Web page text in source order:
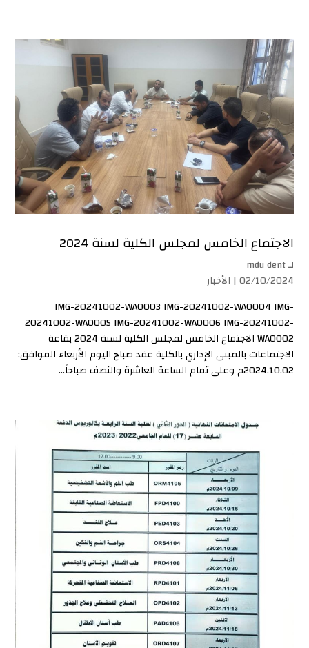
الاجتماع الخامس لمجلس الكلية لسنة 2024
لـmdu dent
02/10/2024 | الأخبار
IMG-20241002-WA0003 IMG-20241002-WA0004 IMG-
20241002-WA0005 IMG-20241002-WA0006 IMG-20241002-
WA0002 الاجتماع الخامس لمجلس الكلية لسنة 2024 بقاعة
الاجتماعات بالمبنى الإداري بالكلية عقد صباح اليوم الأربعاء الموافق:
2024.10.02م وعلى تمام الساعة العاشرة والنصف صباحاً...